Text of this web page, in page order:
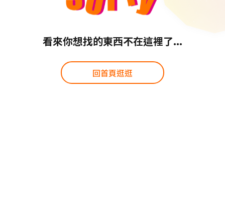
看來你想找的東西不在這裡了...
回首頁逛逛